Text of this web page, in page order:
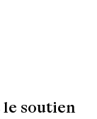
soutien